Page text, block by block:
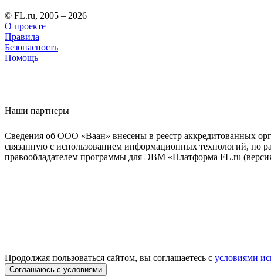
© FL.ru, 2005 – 2026
О проекте
Правила
Безопасность
Помощь
Наши партнеры
Сведения об ООО «Ваан» внесены в реестр аккредитованных
связанную с использованием информационных технологий, по
правообладателем программы для ЭВМ «Платформа FL.ru
Продолжая пользоваться сайтом, вы соглашаетесь с условиями
Соглашаюсь с условиями